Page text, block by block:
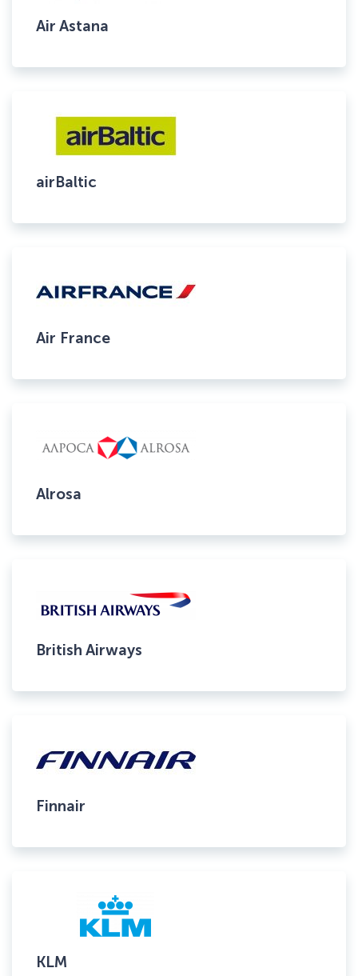
Air Astana
airBaltic
Air France
Alrosa
British Airways
Finnair
KLM